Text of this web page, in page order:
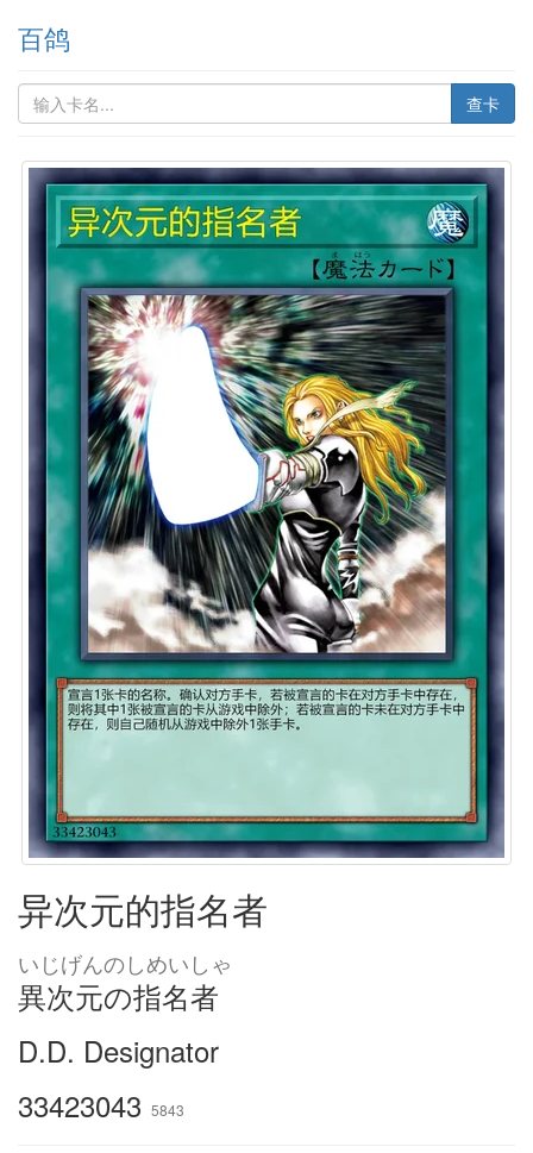
百鸽
查卡
异次元的指名者
いじげんのしめいしゃ
異次元の指名者
D.D. Designator
33423043 5843